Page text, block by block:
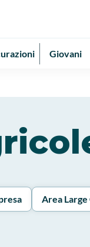
Giovani
Area